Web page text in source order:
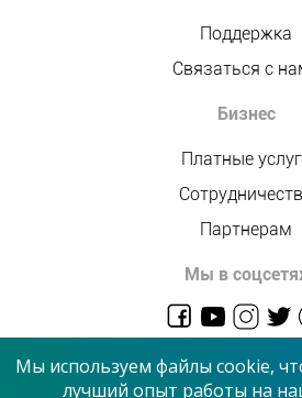
Поддержка
Связаться с
Бизнес
Платные
Партнерам
Мы в
Мы используем файлы cookie,
лучший опыт работы на